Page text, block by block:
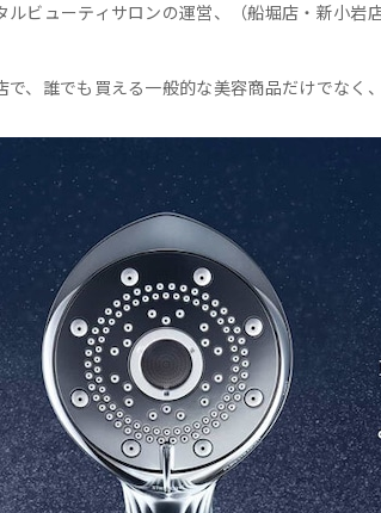
ルビューティサロンの運営、（船堀店・新小
で、誰でも買える一般的な美容商品だけでなく